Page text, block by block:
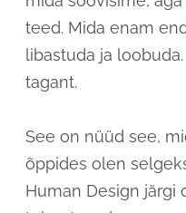
teed. Mida enam
libastuda ja
tagant.
See on nüüd see,
õppides olen
Human Design järgi